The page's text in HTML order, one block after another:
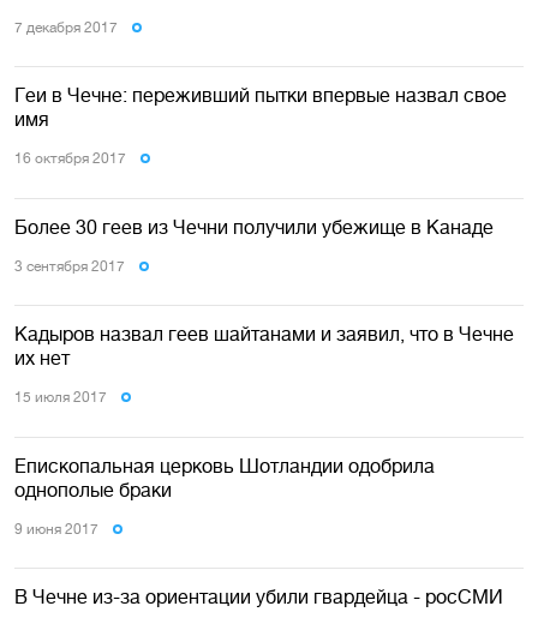
7 декабря 2017
Геи в Чечне: переживший пытки впервые назвал свое
имя
16 октября 2017
Более 30 геев из Чечни получили убежище в Канаде
3 сентября 2017
Кадыров назвал геев шайтанами и заявил, что в Чечне
их нет
15 июля 2017
Епископальная церковь Шотландии одобрила
однополые браки
9 июня 2017
В Чечне из-за ориентации убили гвардейца - росСМИ